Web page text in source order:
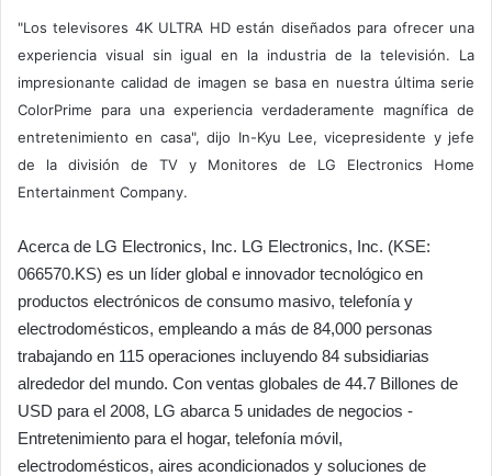
"Los televisores 4K ULTRA HD están diseñados para ofrecer una
experiencia visual sin igual en la industria de la televisión. La
impresionante calidad de imagen se basa en nuestra última serie
ColorPrime para una experiencia verdaderamente magnífica de
entretenimiento en casa", dijo In-Kyu Lee, vicepresidente y jefe
de la división de TV y Monitores de LG Electronics Home
Entertainment Company.
Acerca de LG Electronics, Inc. LG Electronics, Inc. (KSE:
066570.KS) es un líder global e innovador tecnológico en
productos electrónicos de consumo masivo, telefonía y
electrodomésticos, empleando a más de 84,000 personas
trabajando en 115 operaciones incluyendo 84 subsidiarias
alrededor del mundo. Con ventas globales de 44.7 Billones de
USD para el 2008, LG abarca 5 unidades de negocios -
Entretenimiento para el hogar, telefonía móvil,
electrodomésticos, aires acondicionados y soluciones de